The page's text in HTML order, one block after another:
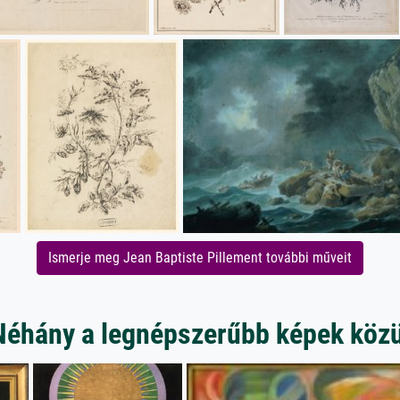
Ismerje meg Jean Baptiste Pillement további műveit
a legnépszerűbb képek